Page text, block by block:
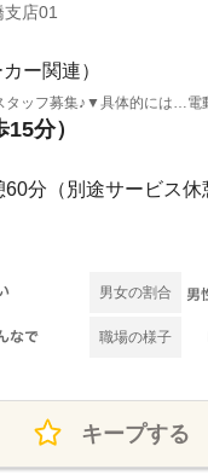
支店01
ー関連）
タッフ募集♪▼具体的には…電
分）
60分（別途サービス
男女の割合
職場の様子
キープする